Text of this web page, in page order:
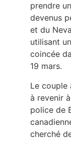
prendre
devenus
et du
utilisant
coincée
19 mars.
Le couple
à revenir
police de
cherché